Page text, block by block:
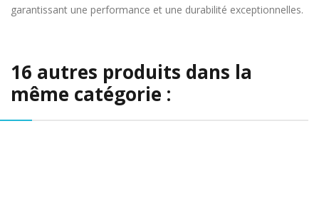
garantissant une performance et une durabilité exceptionnelles.
16 autres produits dans la
même catégorie :